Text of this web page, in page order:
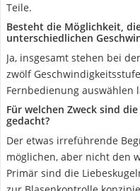
Teile.
Besteht die Möglichkeit,
unterschiedlichen
Ja, insgesamt stehen bei
zwölf
Fernbedienung auswählen
Für welchen Zweck sind
gedacht?
Der etwas irreführende
möglichen, aber nicht den
Primär sind die